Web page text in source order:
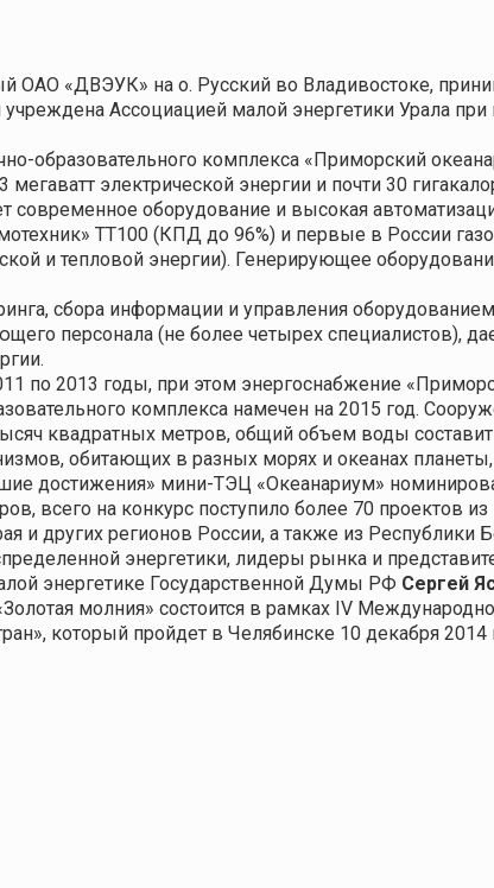
ОАО «ДВЭУК» на о. Русский во Владивостоке,
Ассоциацией малой энергетики Урала
образовательного комплекса «Приморский
электрической энергии и почти 30
оборудование и высокая
ТТ100 (КПД до 96%) и первые в России
и тепловой энергии). Генерирующее
сбора информации и управления
персонала (не более четырех специалистов),
по 2013 годы, при этом энергоснабжение
комплекса намечен на 2015 год.
квадратных метров, общий объем воды
обитающих в разных морях и океанах
достижения» мини-ТЭЦ «Океанариум»
всего на конкурс поступило более 70 проектов
и других регионов России, а также из Республики
энергетики, лидеры рынка и
энергетике Государственной Думы РФ Сергей
молния» состоится в рамках IV
который пройдет в Челябинске 10 декабря 2014